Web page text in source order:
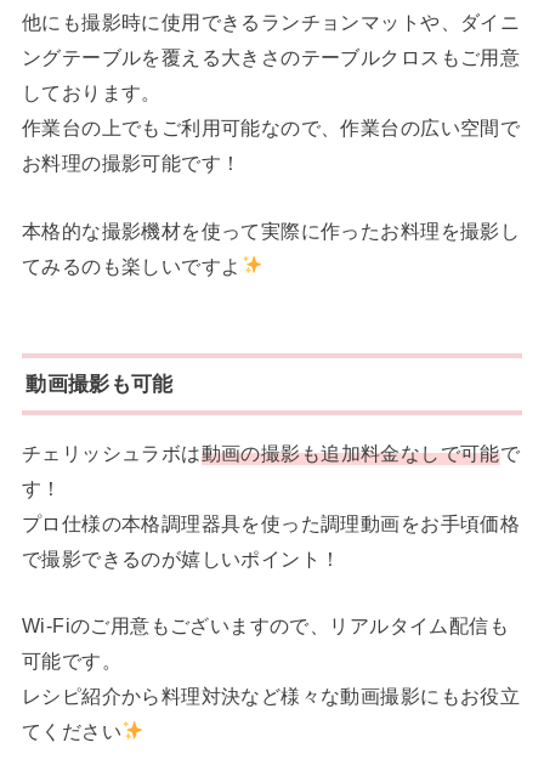
他にも撮影時に使用できるランチョンマットや、ダイニ
ングテーブルを覆える大きさのテーブルクロスもご用意
しております。
作業台の上でもご利用可能なので、作業台の広い空間で
お料理の撮影可能です！
本格的な撮影機材を使って実際に作ったお料理を撮影し
てみるのも楽しいですよ
動画撮影も可能
チェリッシュラボは動画の撮影も追加料金なしで可能で
す！
プロ仕様の本格調理器具を使った調理動画をお手頃価格
で撮影できるのが嬉しいポイント！
Wi-Fiのご用意もございますので、リアルタイム配信も
可能です。
レシピ紹介から料理対決など様々な動画撮影にもお役立
てください